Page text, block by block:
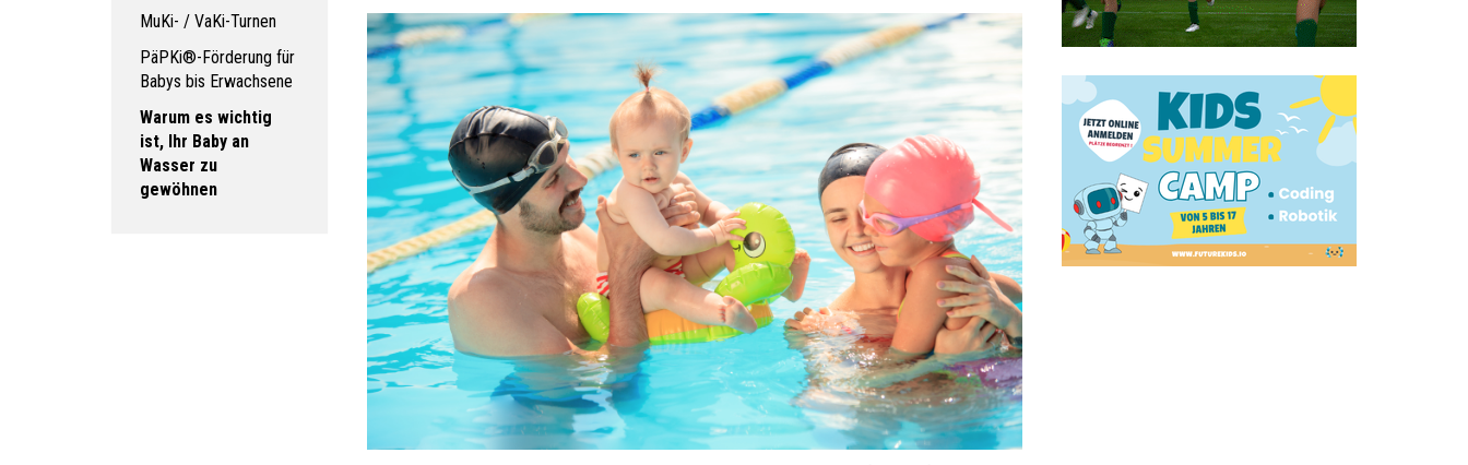
MuKi- / VaKi-Turnen
PäPKi®-Förderung für
Babys bis Erwachsene
Warum es wichtig
ist, Ihr Baby an
Wasser zu
gewöhnen